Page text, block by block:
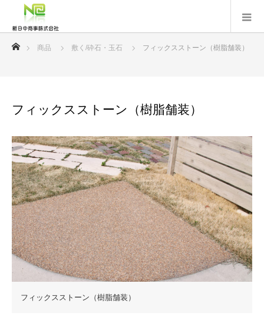
ホーム
商品 敷く/砕石・玉石 フィックスストーン（樹脂舗装）
フィックスストーン（樹脂舗装）
フィックスストーン（樹脂舗装）